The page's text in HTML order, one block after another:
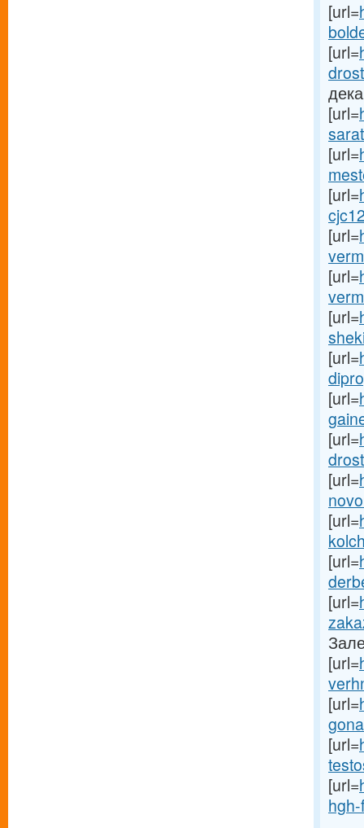
[url=
[url=
[url=
[url=
[url=
[url=
[url=
[url=
[url=
[url=
[url=
[url=
[url=
[url=
[url=
[url=
[url=
[url=
[url=